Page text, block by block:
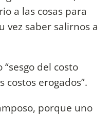
a las cosas para
vez saber salirnos a
del costo
costos erogados”.
porque uno